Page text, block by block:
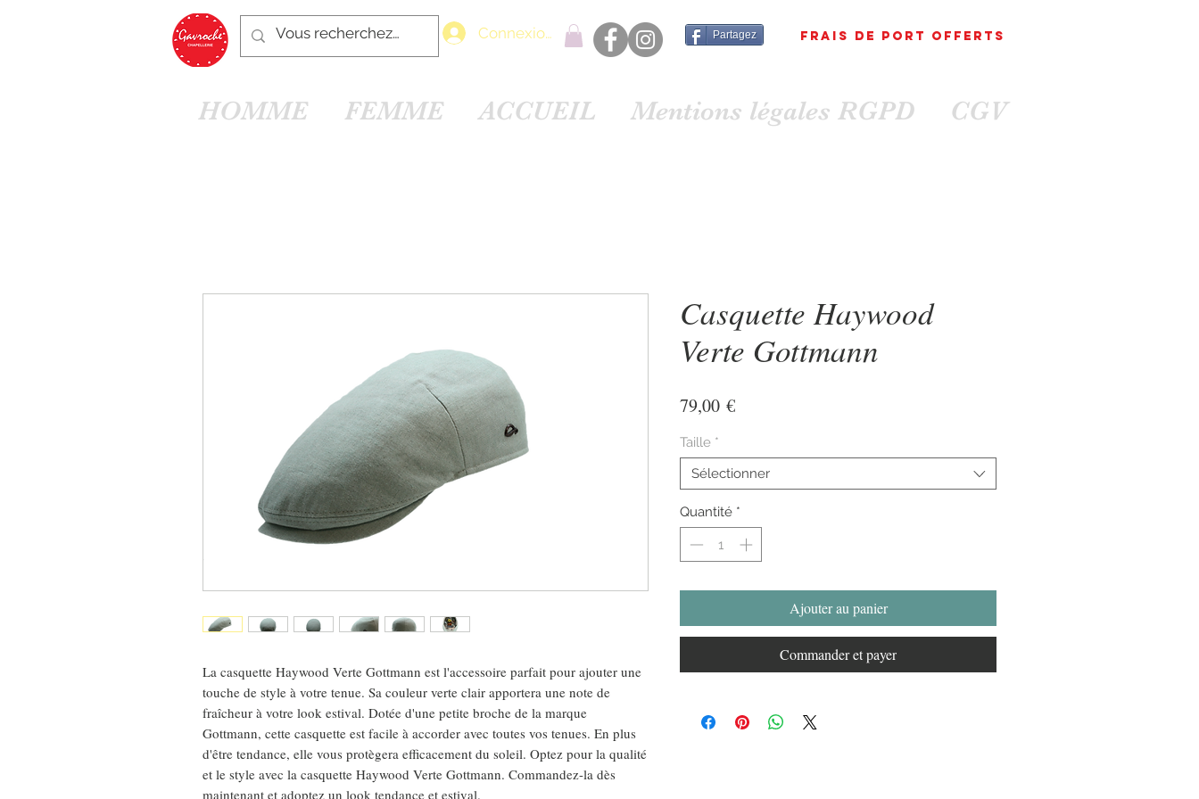
Connexion Partagez FRAIS DE PORT OFFErts
HOMME FEMME ACCUEIL Mentions légales RGPD CGV
La casquette Haywood Verte Gottmann est l'accessoire parfait pour ajouter une
touche de style à votre tenue. Sa couleur verte clair apportera une note de
fraîcheur à votre look estival. Dotée d'une petite broche de la marque
Gottmann, cette casquette est facile à accorder avec toutes vos tenues. En plus
d'être tendance, elle vous protègera efficacement du soleil. Optez pour la qualité
et le style avec la casquette Haywood Verte Gottmann. Commandez-la dès
maintenant et adoptez un look tendance et estival.
Casquette Haywood
Verte Gottmann
79,00 €Prix
Taille *
Sélectionner
Quantité *
Ajouter au panier
Commander et payer